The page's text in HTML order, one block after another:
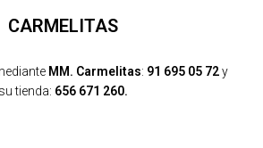
CARMELITAS
MM. Carmelitas: 91 695 05 72y
su tienda: 656 671 260.